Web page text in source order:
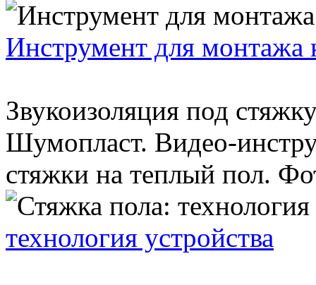
Инструмент для монтажа
Звукоизоляция под
Шумопласт. Видео-
стяжки на теплый пол.
технология устройства